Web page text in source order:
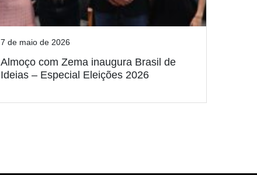
7 de maio de 2026
Almoço com Zema inaugura Brasil de
Ideias – Especial Eleições 2026